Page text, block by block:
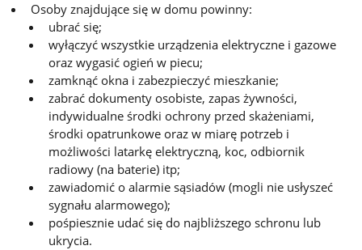
Osoby znajdujące się w domu powinny:
ubrać się;
wyłączyć wszystkie urządzenia elektryczne i gazowe
oraz wygasić ogień w piecu;
zamknąć okna i zabezpieczyć mieszkanie;
zabrać dokumenty osobiste, zapas żywności,
indywidualne środki ochrony przed skażeniami,
środki opatrunkowe oraz w miarę potrzeb i
możliwości latarkę elektryczną, koc, odbiornik
radiowy (na baterie) itp;
zawiadomić o alarmie sąsiadów (mogli nie usłyszeć
sygnału alarmowego);
pośpiesznie udać się do najbliższego schronu lub
ukrycia.